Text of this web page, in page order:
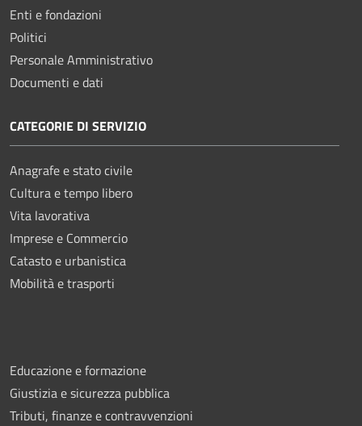
Enti e fondazioni
Politici
Personale Amministrativo
Documenti e dati
CATEGORIE DI SERVIZIO
Anagrafe e stato civile
Cultura e tempo libero
Vita lavorativa
Imprese e Commercio
Catasto e urbanistica
Mobilità e trasporti
Educazione e formazione
Giustizia e sicurezza pubblica
Tributi, finanze e contravvenzioni